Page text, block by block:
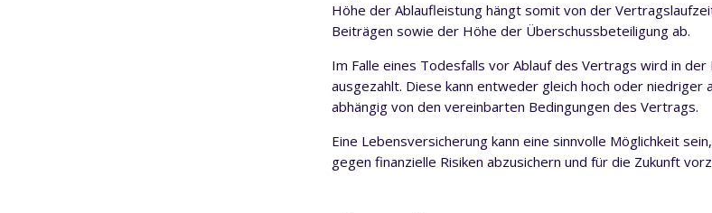
Höhe der Ablaufleistung hängt somit von der
Beiträgen sowie der Höhe der Überschussbeteiligung ab.
Im Falle eines Todesfalls vor Ablauf des Vertrags wird in
ausgezahlt. Diese kann entweder gleich hoch oder niedriger
abhängig von den vereinbarten Bedingungen des Vertrags.
Eine Lebensversicherung kann eine sinnvolle Möglichkeit
gegen finanzielle Risiken abzusichern und für die Zukunft